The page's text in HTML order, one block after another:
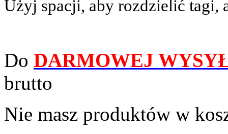
Użyj spacji, aby rozdzielić tagi,
Do DARMOWEJ
brutto
Nie masz produktów w